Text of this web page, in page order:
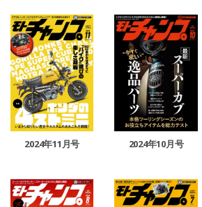
2024年11月号 2024年10月号